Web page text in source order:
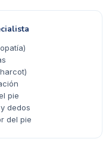
pie
dedos
del pie